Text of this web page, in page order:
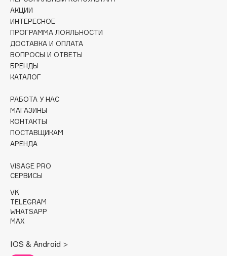
Collagenina
Consly
Corimo
CosRX
Cottolina
Crescina
D
d'Alba
DABO
DARLING*
Darphin
Davines
Dessange
АКЦИИ
ИНТЕРЕСНОЕ
ПРОГРАММА ЛОЯЛЬНОСТИ
ДОСТАВКА И ОПЛАТА
ВОПРОСЫ И ОТВЕТЫ
БРЕНДЫ
КАТАЛОГ
РАБОТА У НАС
МАГАЗИНЫ
КОНТАКТЫ
ПОСТАВЩИКАМ
АРЕНДА
VISAGE PRO
СЕРВИСЫ
VK
TELEGRAM
WHATSAPP
MAX
IOS & Android >